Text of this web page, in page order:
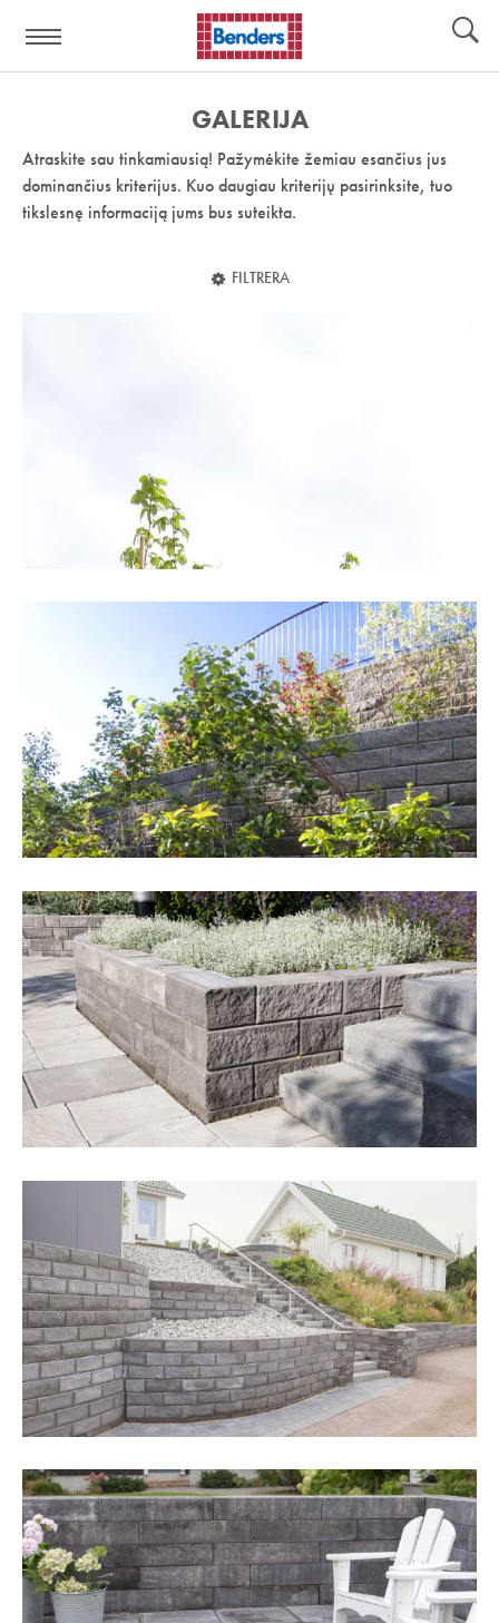
nuoroda:
GALERIJA
Atraskite sau tinkamiausią! Pažymėkite žemiau esančius jus
dominančius kriterijus. Kuo daugiau kriterijų pasirinksite, tuo
tikslesnę informaciją jums bus suteikta.
FILTRERA